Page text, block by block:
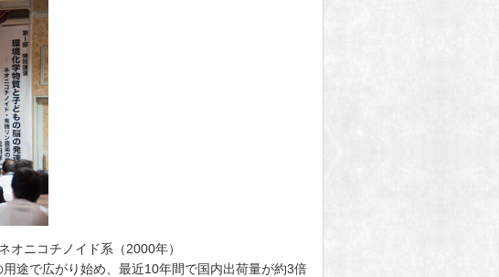
ニコチノイド系（2000年）
途で広がり始め、最近10年間で国内出荷量が約3倍